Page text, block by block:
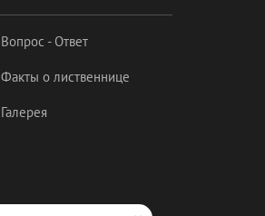
Вопрос - Ответ
Факты о лиственнице
Галерея